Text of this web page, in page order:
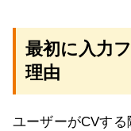
最初に入力
理由
ユーザーがCVす